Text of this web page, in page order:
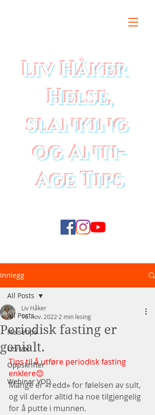
Liv Håker
Helse,
slanking
og Anti-
Age Tips
Helsediett
Innlegg
All Posts
Helsetips
Lev vel
Oppskrifter
Webinar VOD
All Posts
Periodisk fasting er
genialt.
Liv Håker
16. nov. 2022 2 min lesing
Tips til å utføre periodisk fasting
enklere😊
Mange er «redd» for følelsen av sult,
og vil derfor alltid ha noe tilgjengelig
for å putte i munnen.